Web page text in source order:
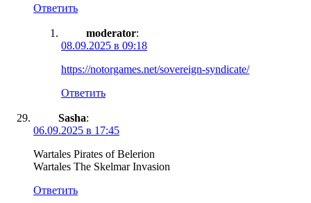
Ответить
moderator:
08.09.2025 в 09:18
https://notorgames.net/sovereign-syndicate/
Ответить
Sasha:
06.09.2025 в 17:45
Wartales Pirates of Belerion
Wartales The Skelmar Invasion
Ответить